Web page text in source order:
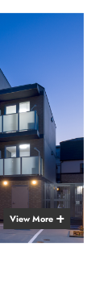
View More